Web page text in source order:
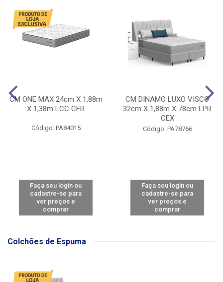
CM ONE MAX 24cm X 1,88m
X 1,38m LCC CFR
Código: PA84015
Faça seu login ou
cadastre-se para
ver preços e
comprar
CM DINAMO LUXO VISCO
32cm X 1,88m X 78cm LPR
CEX
Código: PA78766
Faça seu login ou
cadastre-se para
ver preços e
comprar
Colchões de Espuma